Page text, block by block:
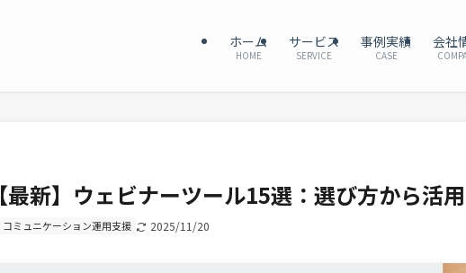
ホーム
HOME
サービス
SERVICE
事例実績
CASE
会社
【最新】ウェビナーツール15選：選び方から活
コミュニケーション運用支援 2025/11/20